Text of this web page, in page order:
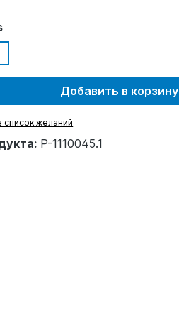
Добавить в корзину
список желаний
P-1110045.1